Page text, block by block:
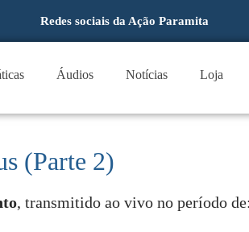
Redes sociais da Ação Paramita
Áudios Notícias Loja
(Parte 2)
, transmitido ao vivo no período de: